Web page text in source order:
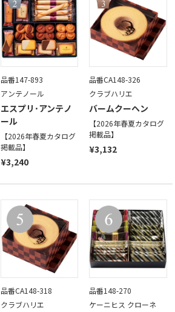
品番147-893
アンテノール
エスプリ･アンテノ
ール
【2026年春夏カタログ
掲載品】
¥3,240
品番CA148-326
クラブハリエ
バームクーヘン
【2026年春夏カタログ
掲載品】
¥3,132
品番CA148-318
クラブハリエ
品番148-270
ケーニヒス クローネ